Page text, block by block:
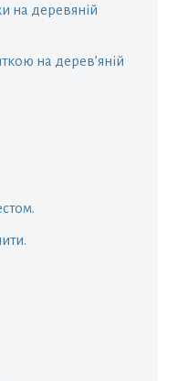
на деревяній
на дерев’яній